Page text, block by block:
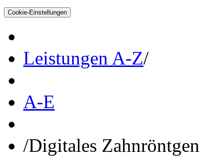
Cookie-Einstellungen
Leistungen A-Z/
A-E
/Digitales Zahnröntgen